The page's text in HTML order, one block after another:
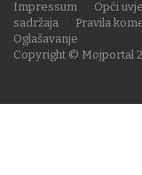
Copyright © Mojportal
Impressum Opći
sadržaja
Pravila
Oglašavanje